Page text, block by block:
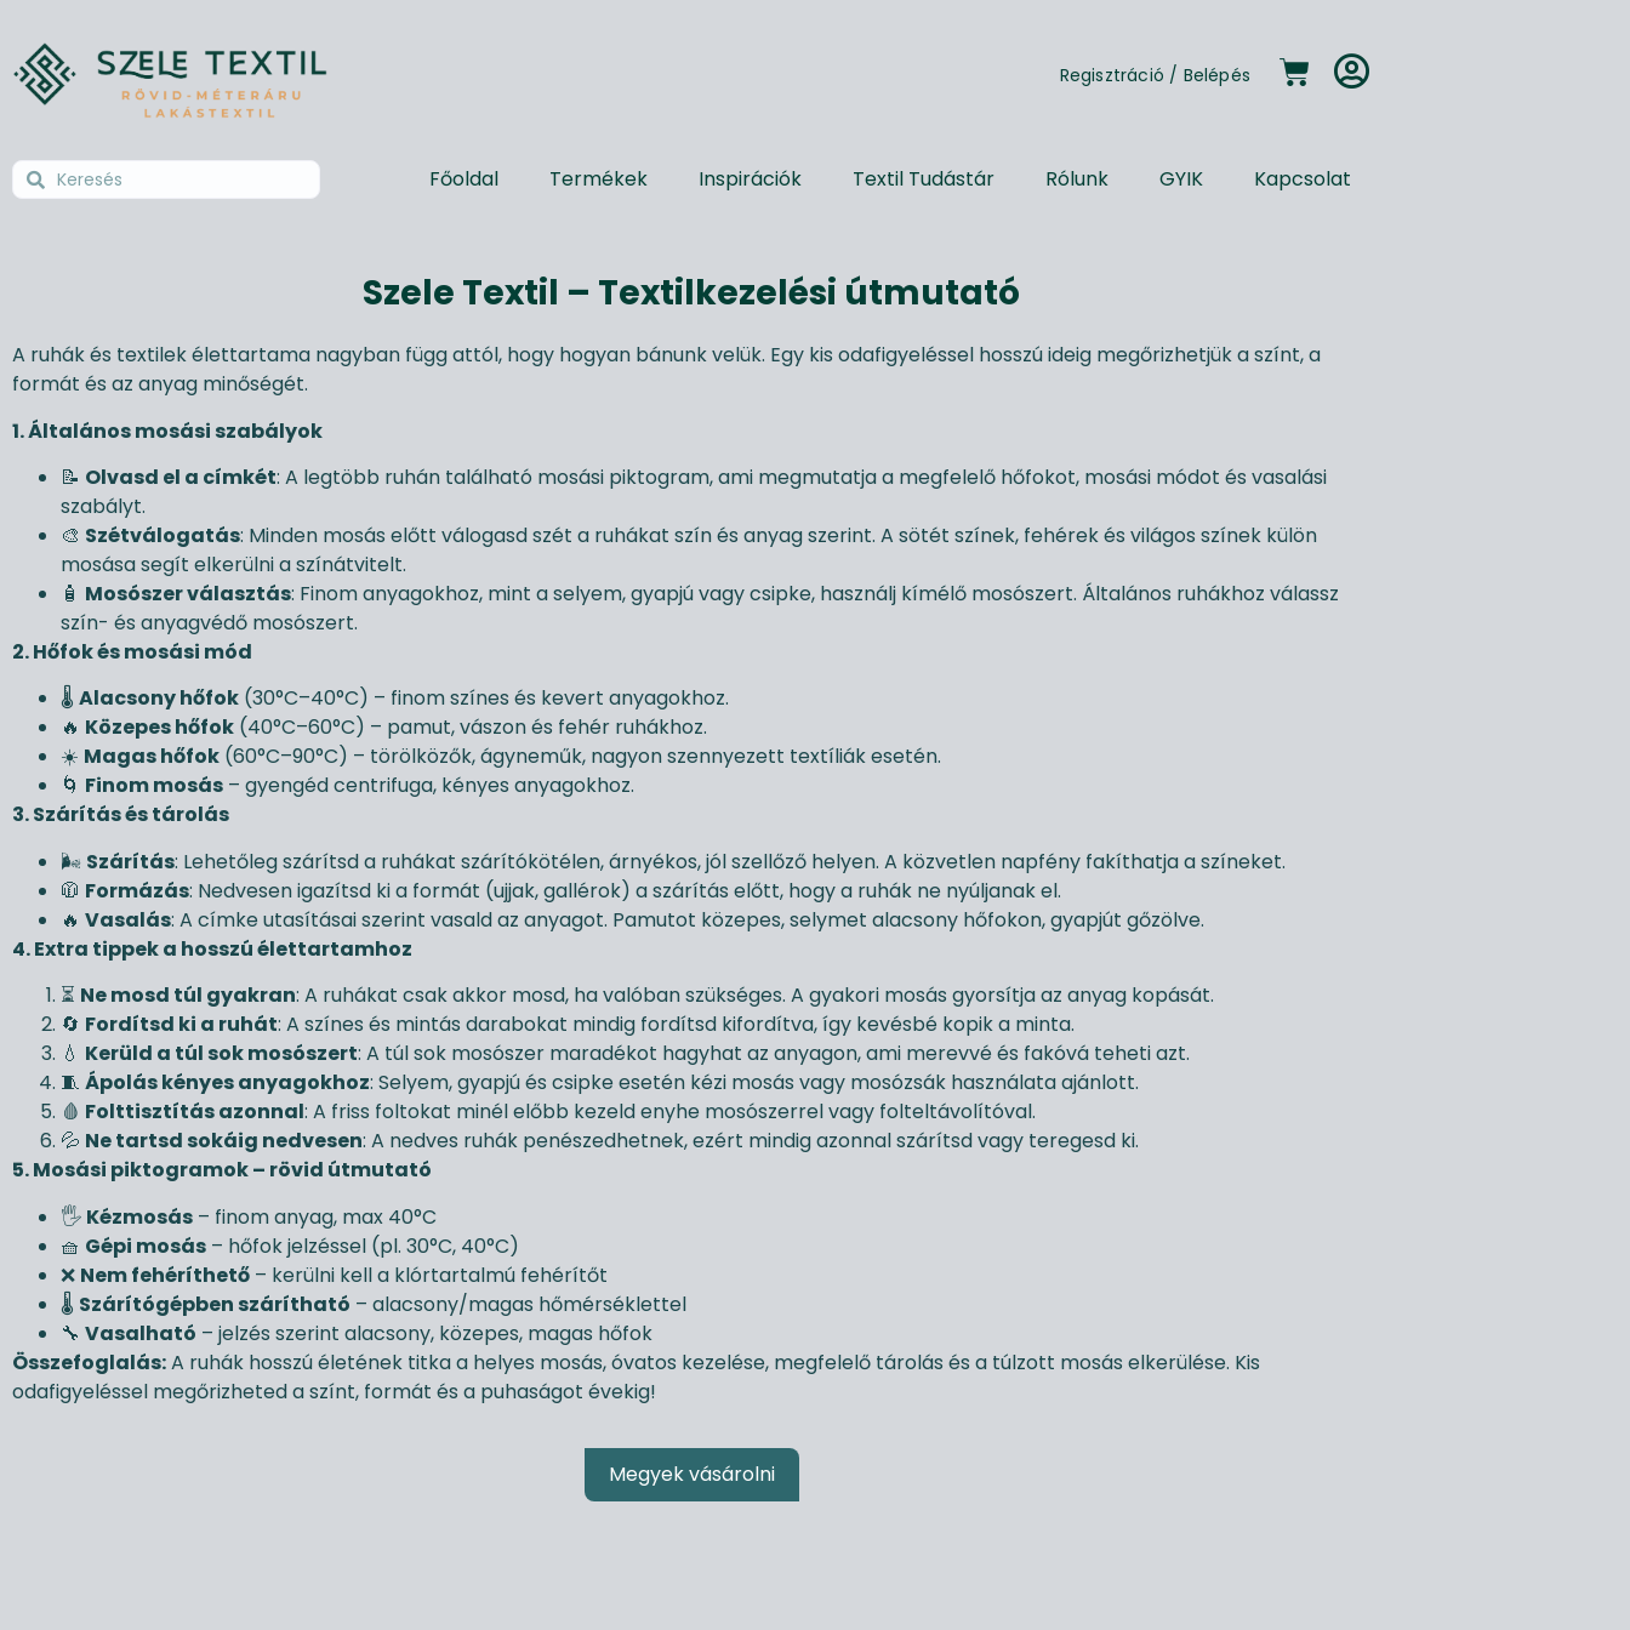
Regisztráció / Belépés
Főoldal Termékek Inspirációk Textil Tudástár Rólunk GYIK Kapcsolat
Szele Textil – Textilkezelési útmutató
A ruhák és textilek élettartama nagyban függ attól, hogy hogyan bánunk velük. Egy kis odafigyeléssel hosszú ideig megőrizhetjük a színt, a
formát és az anyag minőségét.
1. Általános mosási szabályok
📝 Olvasd el a címkét: A legtöbb ruhán található mosási piktogram, ami megmutatja a megfelelő hőfokot, mosási módot és vasalási
szabályt.
🎨 Szétválogatás: Minden mosás előtt válogasd szét a ruhákat szín és anyag szerint. A sötét színek, fehérek és világos színek külön
mosása segít elkerülni a színátvitelt.
🧴 Mosószer választás: Finom anyagokhoz, mint a selyem, gyapjú vagy csipke, használj kímélő mosószert. Általános ruhákhoz válassz
szín- és anyagvédő mosószert.
2. Hőfok és mosási mód
🌡️ Alacsony hőfok (30°C–40°C) – finom színes és kevert anyagokhoz.
🔥 Közepes hőfok (40°C–60°C) – pamut, vászon és fehér ruhákhoz.
☀️ Magas hőfok (60°C–90°C) – törölközők, ágyneműk, nagyon szennyezett textíliák esetén.
🌀 Finom mosás – gyengéd centrifuga, kényes anyagokhoz.
3. Szárítás és tárolás
🌬️ Szárítás: Lehetőleg szárítsd a ruhákat szárítókötélen, árnyékos, jól szellőző helyen. A közvetlen napfény fakíthatja a színeket.
🧥 Formázás: Nedvesen igazítsd ki a formát (ujjak, gallérok) a szárítás előtt, hogy a ruhák ne nyúljanak el.
🔥 Vasalás: A címke utasításai szerint vasald az anyagot. Pamutot közepes, selymet alacsony hőfokon, gyapjút gőzölve.
4. Extra tippek a hosszú élettartamhoz
⏳ Ne mosd túl gyakran: A ruhákat csak akkor mosd, ha valóban szükséges. A gyakori mosás gyorsítja az anyag kopását.
🔄 Fordítsd ki a ruhát: A színes és mintás darabokat mindig fordítsd kifordítva, így kevésbé kopik a minta.
💧 Kerüld a túl sok mosószert: A túl sok mosószer maradékot hagyhat az anyagon, ami merevvé és fakóvá teheti azt.
🧵 Ápolás kényes anyagokhoz: Selyem, gyapjú és csipke esetén kézi mosás vagy mosózsák használata ajánlott.
🩸 Folttisztítás azonnal: A friss foltokat minél előbb kezeld enyhe mosószerrel vagy folteltávolítóval.
💦 Ne tartsd sokáig nedvesen: A nedves ruhák penészedhetnek, ezért mindig azonnal szárítsd vagy teregesd ki.
5. Mosási piktogramok – rövid útmutató
🖐️ Kézmosás – finom anyag, max 40°C
🧺 Gépi mosás – hőfok jelzéssel (pl. 30°C, 40°C)
❌ Nem fehéríthető – kerülni kell a klórtartalmú fehérítőt
🌡️ Szárítógépben szárítható – alacsony/magas hőmérséklettel
🔧 Vasalható – jelzés szerint alacsony, közepes, magas hőfok
Összefoglalás:A ruhák hosszú életének titka a helyes mosás, óvatos kezelése, megfelelő tárolás és a túlzott mosás elkerülése. Kis
odafigyeléssel megőrizheted a színt, formát és a puhaságot évekig!
Megyek vásárolni